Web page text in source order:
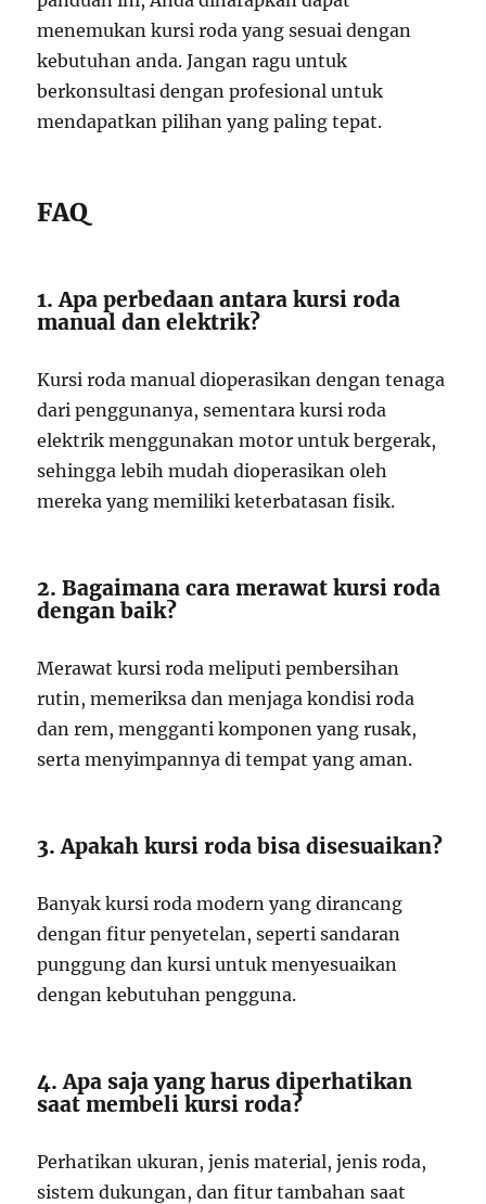
menemukan kursi roda yang sesuai dengan
kebutuhan anda. Jangan ragu untuk
berkonsultasi dengan profesional untuk
mendapatkan pilihan yang paling tepat.
FAQ
1. Apa perbedaan antara kursi roda
manual dan elektrik?
Kursi roda manual dioperasikan dengan tenaga
dari penggunanya, sementara kursi roda
elektrik menggunakan motor untuk bergerak,
sehingga lebih mudah dioperasikan oleh
mereka yang memiliki keterbatasan fisik.
2. Bagaimana cara merawat kursi roda
dengan baik?
Merawat kursi roda meliputi pembersihan
rutin, memeriksa dan menjaga kondisi roda
dan rem, mengganti komponen yang rusak,
serta menyimpannya di tempat yang aman.
3. Apakah kursi roda bisa disesuaikan?
Banyak kursi roda modern yang dirancang
dengan fitur penyetelan, seperti sandaran
punggung dan kursi untuk menyesuaikan
dengan kebutuhan pengguna.
4. Apa saja yang harus diperhatikan
saat membeli kursi roda?
Perhatikan ukuran, jenis material, jenis roda,
sistem dukungan, dan fitur tambahan saat